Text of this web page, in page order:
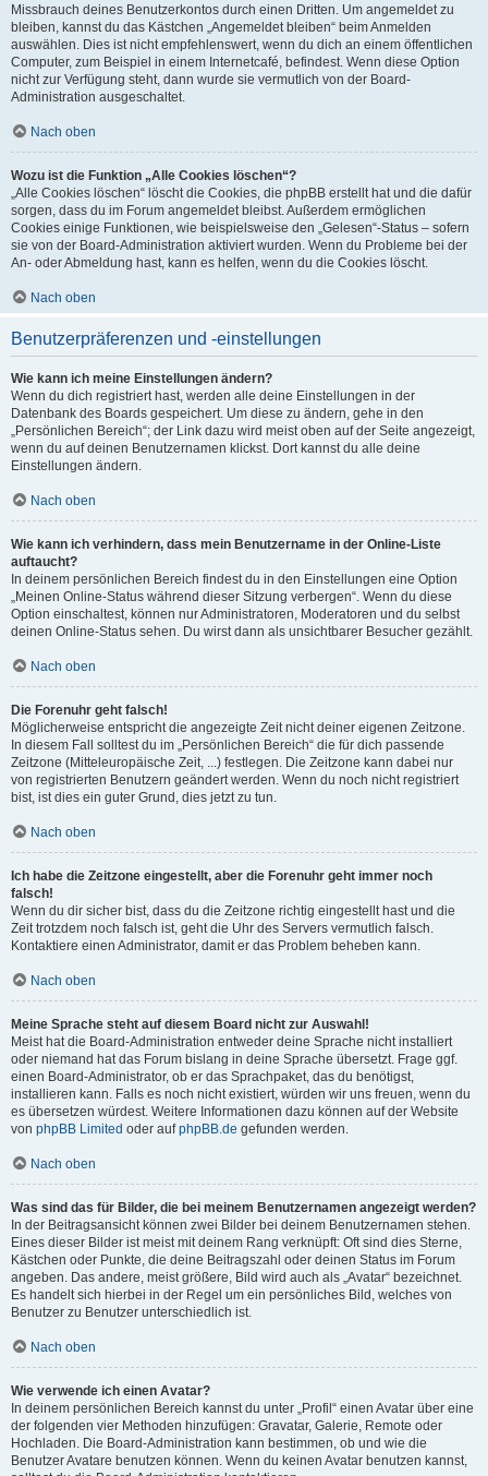
Missbrauch deines Benutzerkontos durch einen Dritten. Um angemeldet zu
bleiben, kannst du das Kästchen „Angemeldet bleiben“ beim Anmelden
auswählen. Dies ist nicht empfehlenswert, wenn du dich an einem öffentlichen
Computer, zum Beispiel in einem Internetcafé, befindest. Wenn diese Option
nicht zur Verfügung steht, dann wurde sie vermutlich von der Board-
Administration ausgeschaltet.
Nach oben
Wozu ist die Funktion „Alle Cookies löschen“?
„Alle Cookies löschen“ löscht die Cookies, die phpBB erstellt hat und die dafür
sorgen, dass du im Forum angemeldet bleibst. Außerdem ermöglichen
Cookies einige Funktionen, wie beispielsweise den „Gelesen“-Status – sofern
sie von der Board-Administration aktiviert wurden. Wenn du Probleme bei der
An- oder Abmeldung hast, kann es helfen, wenn du die Cookies löscht.
Nach oben
Benutzerpräferenzen und -einstellungen
Wie kann ich meine Einstellungen ändern?
Wenn du dich registriert hast, werden alle deine Einstellungen in der
Datenbank des Boards gespeichert. Um diese zu ändern, gehe in den
„Persönlichen Bereich“; der Link dazu wird meist oben auf der Seite angezeigt,
wenn du auf deinen Benutzernamen klickst. Dort kannst du alle deine
Einstellungen ändern.
Nach oben
Wie kann ich verhindern, dass mein Benutzername in der Online-Liste
auftaucht?
In deinem persönlichen Bereich findest du in den Einstellungen eine Option
„Meinen Online-Status während dieser Sitzung verbergen“. Wenn du diese
Option einschaltest, können nur Administratoren, Moderatoren und du selbst
deinen Online-Status sehen. Du wirst dann als unsichtbarer Besucher gezählt.
Nach oben
Die Forenuhr geht falsch!
Möglicherweise entspricht die angezeigte Zeit nicht deiner eigenen Zeitzone.
In diesem Fall solltest du im „Persönlichen Bereich“ die für dich passende
Zeitzone (Mitteleuropäische Zeit, ...) festlegen. Die Zeitzone kann dabei nur
von registrierten Benutzern geändert werden. Wenn du noch nicht registriert
bist, ist dies ein guter Grund, dies jetzt zu tun.
Nach oben
Ich habe die Zeitzone eingestellt, aber die Forenuhr geht immer noch
falsch!
Wenn du dir sicher bist, dass du die Zeitzone richtig eingestellt hast und die
Zeit trotzdem noch falsch ist, geht die Uhr des Servers vermutlich falsch.
Kontaktiere einen Administrator, damit er das Problem beheben kann.
Nach oben
Meine Sprache steht auf diesem Board nicht zur Auswahl!
Meist hat die Board-Administration entweder deine Sprache nicht installiert
oder niemand hat das Forum bislang in deine Sprache übersetzt. Frage ggf.
einen Board-Administrator, ob er das Sprachpaket, das du benötigst,
installieren kann. Falls es noch nicht existiert, würden wir uns freuen, wenn du
es übersetzen würdest. Weitere Informationen dazu können auf der Website
von phpBB Limited oder aufphpBB.de gefunden werden.
Nach oben
Was sind das für Bilder, die bei meinem Benutzernamen angezeigt werden?
In der Beitragsansicht können zwei Bilder bei deinem Benutzernamen stehen.
Eines dieser Bilder ist meist mit deinem Rang verknüpft: Oft sind dies Sterne,
Kästchen oder Punkte, die deine Beitragszahl oder deinen Status im Forum
angeben. Das andere, meist größere, Bild wird auch als „Avatar“ bezeichnet.
Es handelt sich hierbei in der Regel um ein persönliches Bild, welches von
Benutzer zu Benutzer unterschiedlich ist.
Nach oben
Wie verwende ich einen Avatar?
In deinem persönlichen Bereich kannst du unter „Profil“ einen Avatar über eine
der folgenden vier Methoden hinzufügen: Gravatar, Galerie, Remote oder
Hochladen. Die Board-Administration kann bestimmen, ob und wie die
Benutzer Avatare benutzen können. Wenn du keinen Avatar benutzen kannst,